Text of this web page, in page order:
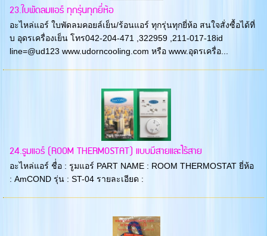
23.ใบพัดลมแอร์ ทุกรุ่นทุกยี่ห้อ
อะไหล่แอร์ ใบพัดลมคอยล์เย็น/ร้อนแอร์ ทุกรุ่นทุกยี่ห้อ สนใจสั่งซื้อได้ที่
บ อุดรเครื่องเย็น โทร042-204-471 ,322959 ,211-017-18id
line=@ud123 www.udorncooling.com หรือ www.อุดรเครื่อ...
24.รูมแอร์ (ROOM THERMOSTAT) แบบมีสายและไร้สาย
อะไหล่แอร์ ชื่่อ : รูมแอร์ PART NAME : ROOM THERMOSTAT ยี่ห้อ
: AmCOND รุ่น : ST-04 รายละเอียด :